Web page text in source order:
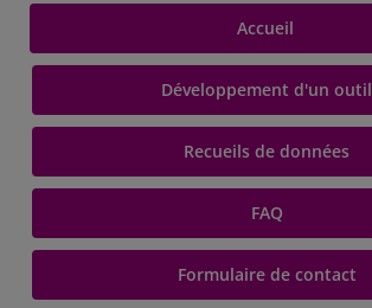
Accueil
Développement d'un outil
Recueils de données
FAQ
Formulaire de contact